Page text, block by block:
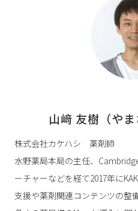
山﨑 友樹（やま
株式会社カケハシ 薬剤師
水野薬局本局の主任、
ーチャーなどを経て2017年に
支援や薬剤関連コンテンツの整